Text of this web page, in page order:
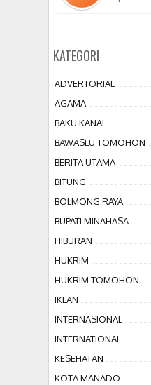
KATEGORI
ADVERTORIAL
AGAMA
BAKU KANAL
BAWASLU TOMOHON
BERITA UTAMA
BITUNG
BOLMONG RAYA
BUPATI MINAHASA
HIBURAN
HUKRIM
HUKRIM TOMOHON
IKLAN
INTERNASIONAL
INTERNATIONAL
KESEHATAN
KOTA MANADO